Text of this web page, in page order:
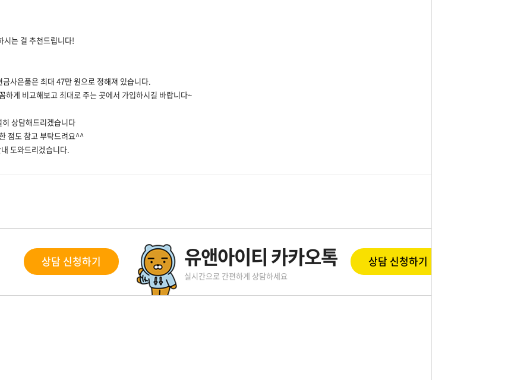
시는 걸 추천드립니다!
사은품은 최대 47만 원으로 정해져 있습니다.
하게 비교해보고 최대로 주는 곳에서 가입하시길 바랍니다~
상담해드리겠습니다
점도 참고 부탁드려요^^
도와드리겠습니다.
상담 신청하기 유앤아이티 카카오톡
실시간으로 간편하게 상담하세요
상담 신청하기